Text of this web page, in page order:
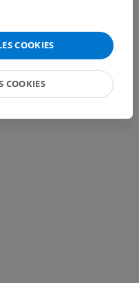
COOKIES
COOKIES